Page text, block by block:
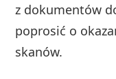
z dokumentów
poprosić o
skanów.